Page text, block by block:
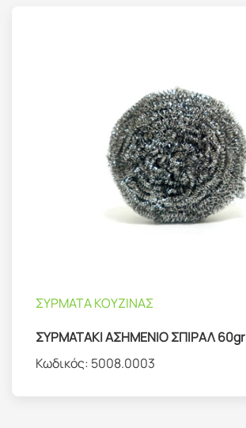
ΣΥΡΜΑΤΑ ΚΟΥΖΙΝΑΣ
ΣΥΡΜΑΤΑΚΙ ΑΣΗΜΕΝΙΟ ΣΠΙΡΑΛ 60gr
Κωδικός: 5008.0003